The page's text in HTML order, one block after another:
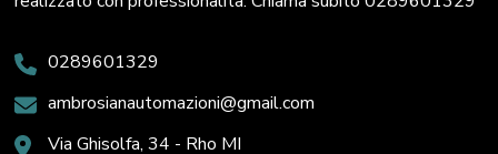
0289601329
ambrosianautomazioni@gmail.com
Via Ghisolfa, 34 - Rho MI